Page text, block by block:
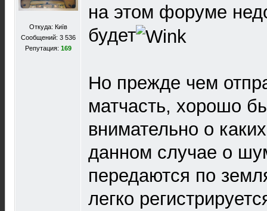
Откуда: Київ
Сообщений: 3 536
Репутация: 169
на этом форуме
будет
Но прежде чем
матчасть, хорошо
внимательно о
данном случае о
передаются по
легко